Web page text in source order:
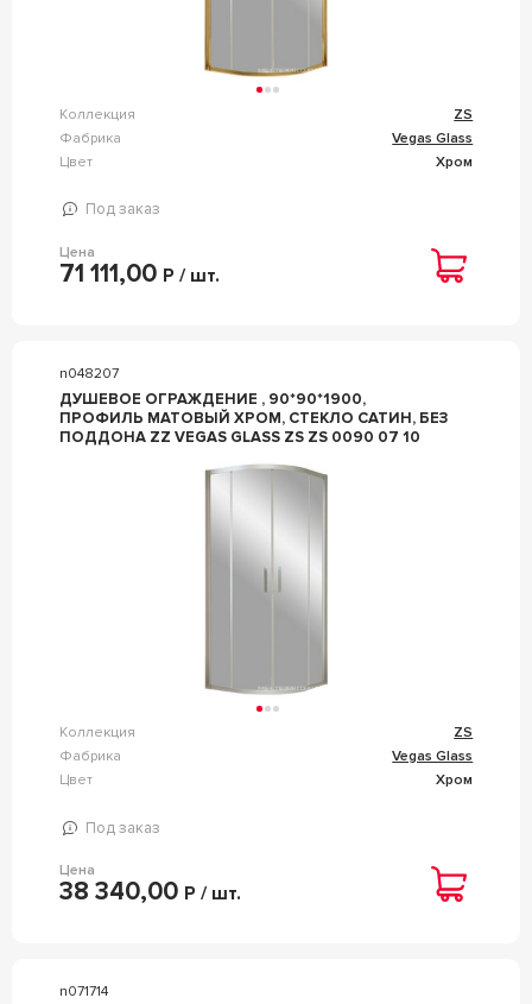
Коллекция
ZS
Фабрика
Vegas Glass
Цвет
Хром
Под заказ
Цена
71 111,00 Р / шт.
n048207
ДУШЕВОЕ ОГРАЖДЕНИЕ , 90*90*1900,
ПРОФИЛЬ МАТОВЫЙ ХРОМ, СТЕКЛО САТИН, БЕЗ
ПОДДОНА ZZ VEGAS GLASS ZS ZS 0090 07 10
Коллекция
ZS
Фабрика
Vegas Glass
Цвет
Хром
Под заказ
Цена
38 340,00 Р / шт.
n071714